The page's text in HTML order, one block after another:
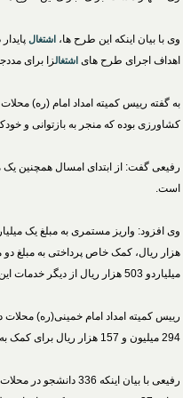
وی با بیان اینکه این طرح ها، اشتغال
اهداف اجرای طرح های اشتغالزا برای
به گفته رییس کمیته امداد امام (ره)
کشاورزی بوده که منجر به بازتوانی و
است.
میلیاردو 503 هزار ریال از دیگر خدمات این نهاد حمایتی به افراد زیرپوشش در سال جاری است.
294 میلیون و 157 هزار ریال برای کمک به ایتام محلات واریز کرده اند.
رفیعی با بیان اینکه